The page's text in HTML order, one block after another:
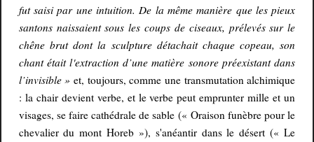
futsaisipar une intuition. De la même manière que les pieux
santons naissaient sous les coups de ciseaux, prélevés sur le
chêne brut dont la sculpture détachait chaque copeau, son
chant était l'extraction d’une matière sonore préexistant dans
l’invisible »et, toujours, comme une transmutation alchimique
: la chair devient verbe, et le verbe peut emprunter mille et un
visages, se faire cathédrale de sable (« Oraison funèbre pour le
chevalier du mont Horeb »), s'anéantir dans le désert (« Le